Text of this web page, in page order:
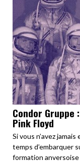
Condor
Pink Floyd
Si vous n’avez
temps d’embarquer
formation